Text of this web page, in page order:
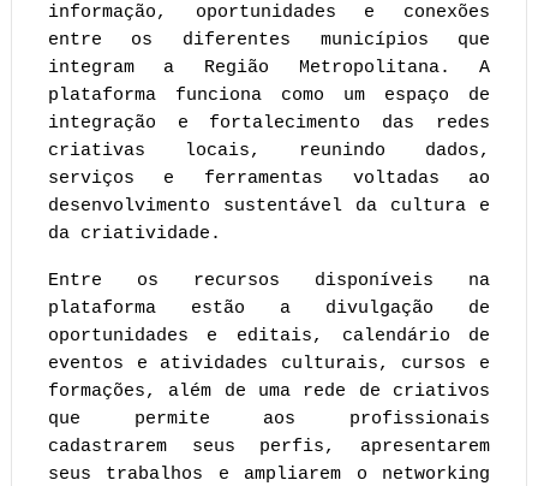
informação, oportunidades e conexões
entre os diferentes municípios que
integram a Região Metropolitana. A
plataforma funciona como um espaço de
integração e fortalecimento das redes
criativas locais, reunindo dados,
serviços e ferramentas voltadas ao
desenvolvimento sustentável da cultura e
da criatividade.
Entre os recursos disponíveis na
plataforma estão a divulgação de
oportunidades e editais, calendário de
eventos e atividades culturais, cursos e
formações, além de uma rede de criativos
que permite aos profissionais
cadastrarem seus perfis, apresentarem
seus trabalhos e ampliarem o networking